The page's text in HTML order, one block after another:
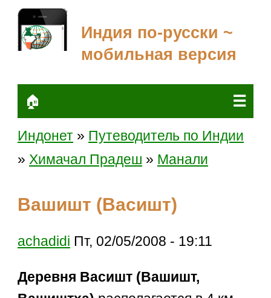
Индия по-русски ~
мобильная версия
🏠 ☰
Индонет » Путеводитель по Индии
»Химачал Прадеш » Манали
Вашишт (Васишт)
achadidi Пт, 02/05/2008 - 19:11
Деревня Васишт (Вашишт,